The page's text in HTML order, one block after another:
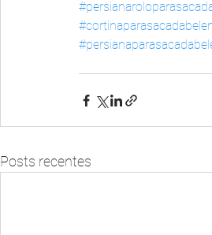
Posts recentes